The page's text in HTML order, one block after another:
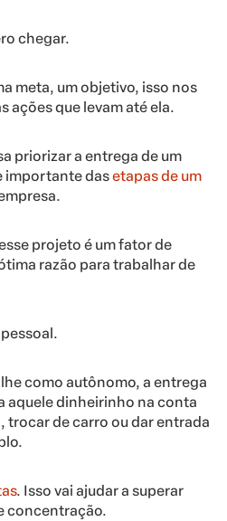
chegar.
meta, um objetivo, isso nos
ações que levam até ela.
priorizar a entrega de um
importante dasetapas de um
projeto é um fator de
razão para trabalhar de
como autônomo, a entrega
aquele dinheirinho na conta
trocar de carro ou dar entrada
. Isso vai ajudar a superar
concentração.